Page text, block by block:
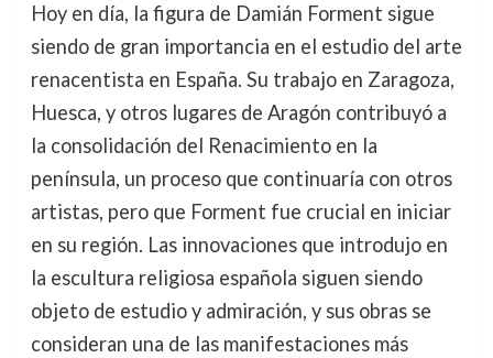
Hoy en día, la figura de Damián Forment sigue
siendo de gran importancia en el estudio del arte
renacentista en España. Su trabajo en Zaragoza,
Huesca, y otros lugares de Aragón contribuyó a
la consolidación del Renacimiento en la
península, un proceso que continuaría con otros
artistas, pero que Forment fue crucial en iniciar
en su región. Las innovaciones que introdujo en
la escultura religiosa española siguen siendo
objeto de estudio y admiración, y sus obras se
consideran una de las manifestaciones más